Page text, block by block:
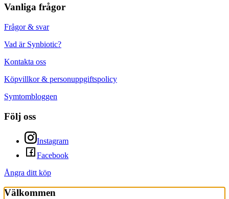
Vanliga frågor
Frågor & svar
Vad är Synbiotic?
Kontakta oss
Köpvillkor & personuppgiftspolicy
Symtombloggen
Följ oss
Instagram
Facebook
Ångra ditt köp
Välkommen